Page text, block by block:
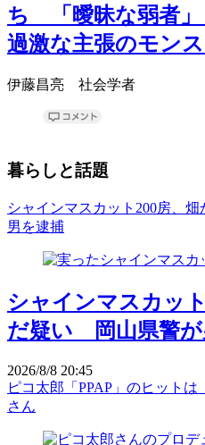
ち 「曖昧な弱者
過激な主張のモン
伊藤昌亮 社会学者
暮らしと話題
シャインマスカット200房、
男を逮捕
シャインマスカッ
だ疑い 岡山県警が
2026/8/8 20:45
ピコ太郎「PPAP」のヒット
さん